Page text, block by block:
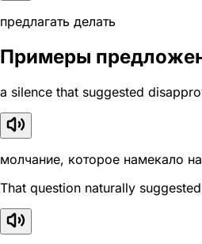
предлагать делать
Примеры
a silence that suggested
молчание, которое намекало
That question naturally